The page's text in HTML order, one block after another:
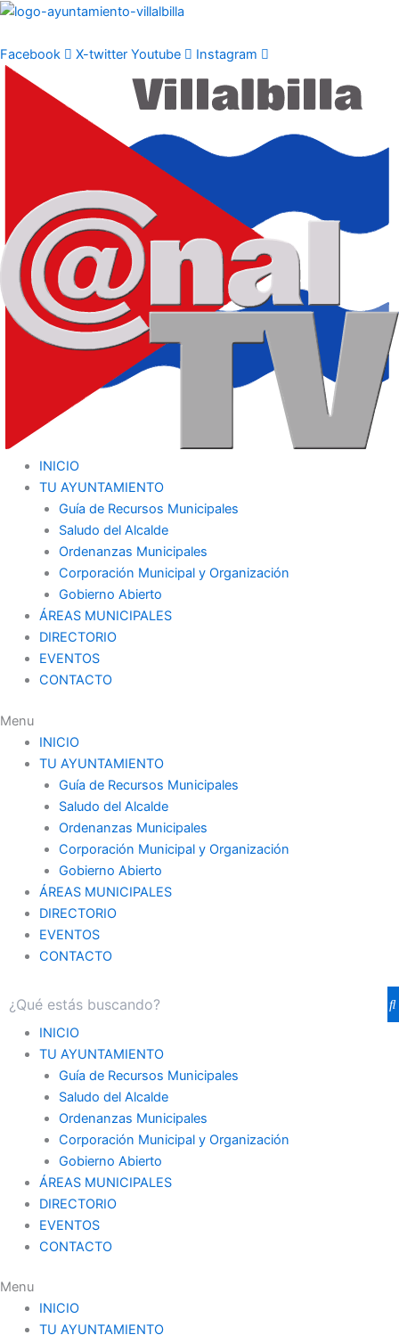
Ir
contenido
Facebook X-twitter Youtube Instagram
INICIO
TU AYUNTAMIENTO
Guía de Recursos Municipales
Saludo del Alcalde
Ordenanzas Municipales
Corporación Municipal y Organización
Gobierno Abierto
ÁREAS MUNICIPALES
DIRECTORIO
EVENTOS
CONTACTO
Menu
INICIO
TU AYUNTAMIENTO
Guía de Recursos Municipales
Saludo del Alcalde
Ordenanzas Municipales
Corporación Municipal y Organización
Gobierno Abierto
ÁREAS MUNICIPALES
DIRECTORIO
EVENTOS
CONTACTO
INICIO
TU AYUNTAMIENTO
Guía de Recursos Municipales
Saludo del Alcalde
Ordenanzas Municipales
Corporación Municipal y Organización
Gobierno Abierto
ÁREAS MUNICIPALES
DIRECTORIO
EVENTOS
CONTACTO
Menu
INICIO
TU AYUNTAMIENTO